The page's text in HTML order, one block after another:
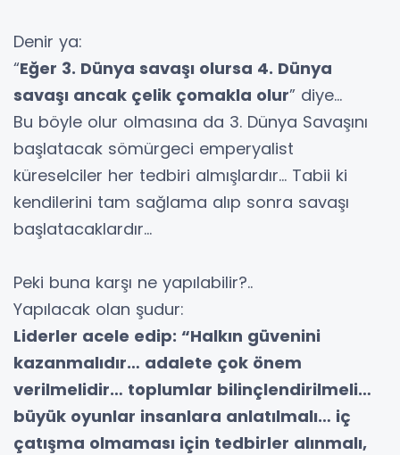
Denir ya:
“Eğer 3. Dünya savaşı olursa 4. Dünya
savaşı ancak çelik çomakla olur” diye…
Bu böyle olur olmasına da 3. Dünya Savaşını
başlatacak sömürgeci emperyalist
küreselciler her tedbiri almışlardır… Tabii ki
kendilerini tam sağlama alıp sonra savaşı
başlatacaklardır…
Peki buna karşı ne yapılabilir?..
Yapılacak olan şudur:
Liderler acele edip: “Halkın güvenini
kazanmalıdır… adalete çok önem
verilmelidir… toplumlar bilinçlendirilmeli…
büyük oyunlar insanlara anlatılmalı… iç
çatışma olmaması için tedbirler alınmalı,